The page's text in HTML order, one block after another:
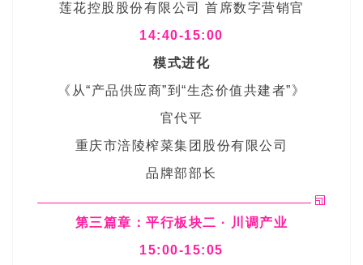
莲花控股股份有限公司 首席数字营销官
14:40-15:00
模式进化
《从“产品供应商”到“生态价值共建者”》
官代平
重庆市涪陵榨菜集团股份有限公司
品牌部部长
第三篇章：平行板块二 · 川调产业
15:00-15:05